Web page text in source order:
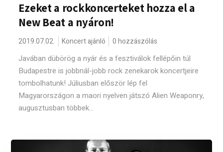
Ezeket a rockkoncerteket hozza el a
New Beat a nyáron!
2019.07.02. Koncert ajánló 0 hozzászólás
Javában dübörög a nyár és a fesztiválok fellépőin túl
Budapestre is jobbnál-jobb rock zenekarok koncertjeire
tombolhatunk! Júliusban először lép fel
Magyarországon a maori nyelven játszó Alien Weaponry,
augusztusban többek...